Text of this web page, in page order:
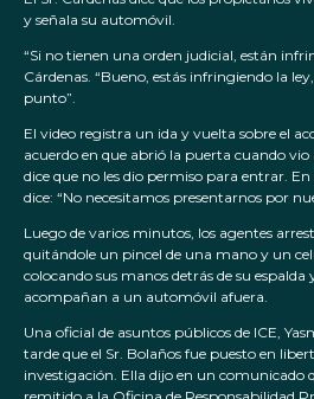
y señala su automóvil.
“Si no tienen una orden judicial, están
Cárdenas. “Bueno, estás infringiendo la
punto”.
El video registra un ida y vuelta sobre el
acuerdo en que abrió la puerta cuando vio
dice que no les dio permiso para entrar.
dice: “No necesitamos presentarnos por
Luego de varios minutos, los agentes
quitándole un pincel de una mano y un
colocando sus manos detrás de su espalda
acompañan a un automóvil afuera.
Una oficial de asuntos públicos de ICE,
tarde que el Sr. Bolaños fue puesto en
investigación. Ella dijo en un comunicado